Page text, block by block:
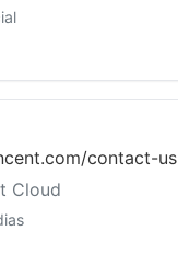
contact-us
Cloud